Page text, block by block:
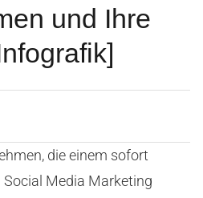
und Ihre
die einem sofort
Media Marketing